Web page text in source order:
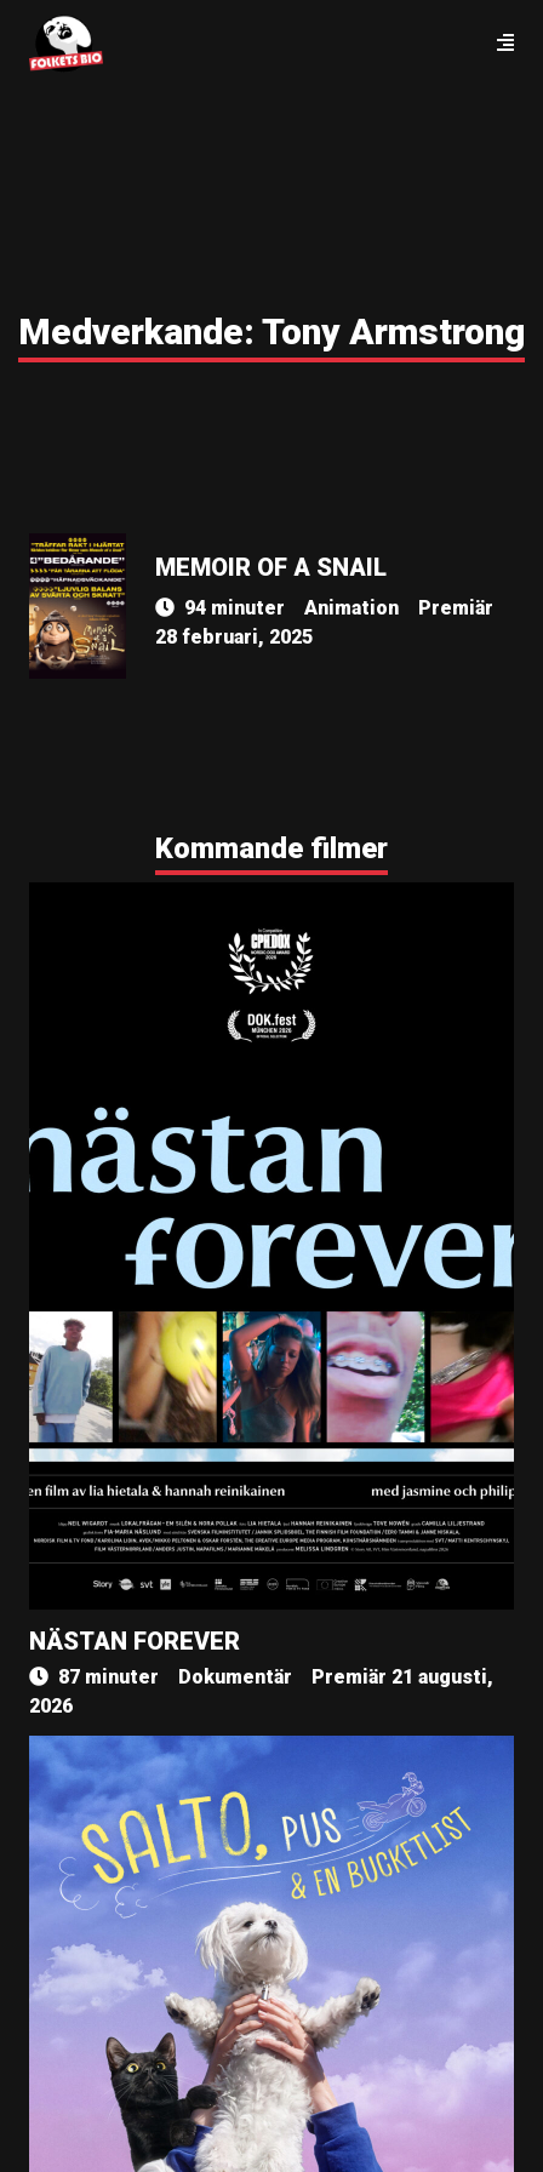
Medverkande: Tony Armstrong
​​MEMOIR OF A SNAIL
94 minuter Animation
Premiär
28 februari, 2025
Kommande filmer
NÄSTAN FOREVER
87 minuter Dokumentär
Premiär 21 augusti,
2026